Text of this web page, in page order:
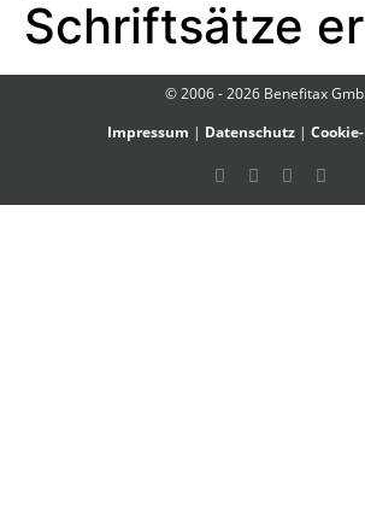
Schriftsätze
© 2006 - 2026 Benefitax
Impressum | Datenschutz|